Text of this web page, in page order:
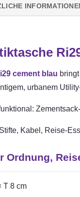
cement blau
urbanem
Kabel, Reise-
Ordnung,
T 8 cm